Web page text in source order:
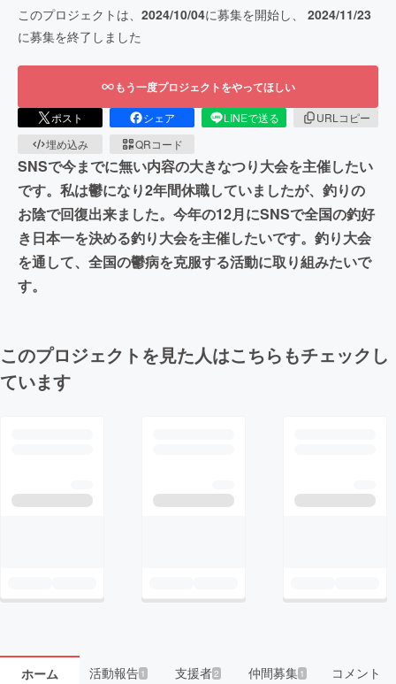
このプロジェクトは、 2024/10/04に募集を開始し、 2024/11/23
に募集を終了しました
もう一度プロジェクトをやってほしい
ポスト シェア LINEで送る
URLコピー
埋め込み
QRコード
SNSで今までに無い内容の大きなつり大会を主催したい
です。私は鬱になり2年間休職していましたが、釣りの
お陰で回復出来ました。今年の12月にSNSで全国の釣好
き日本一を決める釣り大会を主催したいです。釣り大会
を通して、全国の鬱病を克服する活動に取り組みたいで
す。
このプロジェクトを見た人はこちらもチェックし
ています
ホーム 活動報告1 支援者 2 仲間募集 1 コメント